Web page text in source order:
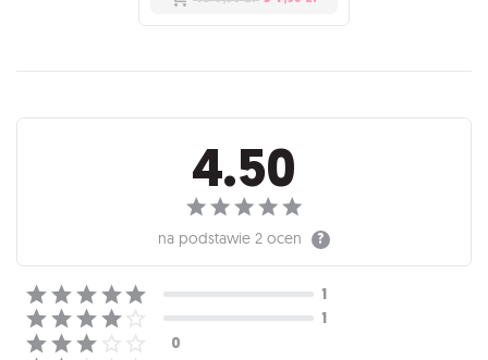
Recenzje
4.50
na podstawie2 ocen